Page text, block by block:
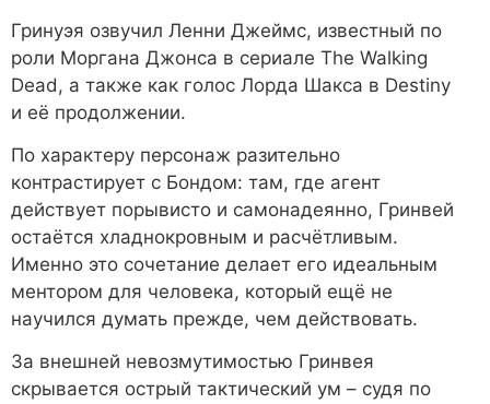
Гринуэя озвучил Ленни Джеймс, известный по
роли Моргана Джонса в сериале The Walking
Dead, а также как голос Лорда Шакса в Destiny
и её продолжении.
По характеру персонаж разительно
контрастирует с Бондом: там, где агент
действует порывисто и самонадеянно, Гринвей
остаётся хладнокровным и расчётливым.
Именно это сочетание делает его идеальным
ментором для человека, который ещё не
научился думать прежде, чем действовать.
За внешней невозмутимостью Гринвея
скрывается острый тактический ум – судя по